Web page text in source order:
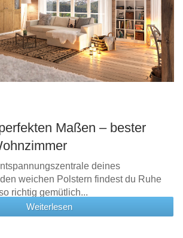
Maßen – bester
deines
weichen Polstern findest du Ruhe
richtig gemütlich...
Weiterlesen